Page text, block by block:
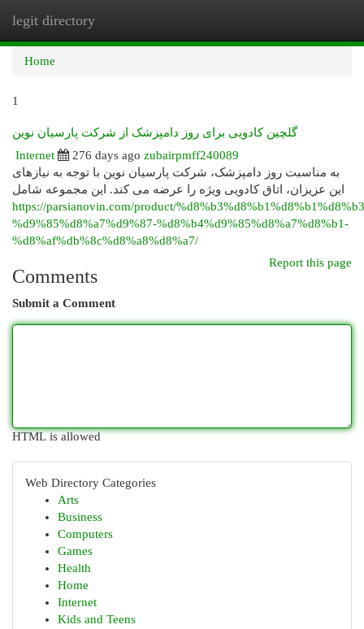
legit directory
Home
1
گلچین کادویی برای روز دامپزشک از شرکت پارسیان نوین
Internet
276 days ago zubairpmff240089
به مناسبت روز دامپزشک، شرکت پارسیان نوین با توجه به نیازهای
این عزیزان، اتاق کادویی ویژه را عرضه می کند. این مجموعه شامل
https://parsianovin.com/product/
%d9%85%d8%a7%d9%87-%d8%b4%d9%85%d8%a7%d8%b1-
%d8%af%db%8c%d8%a8%d8%a7/
Report this page
Comments
Submit a Comment
HTML is allowed
Web Directory Categories
Arts
Business
Computers
Games
Health
Home
Internet
Kids and Teens